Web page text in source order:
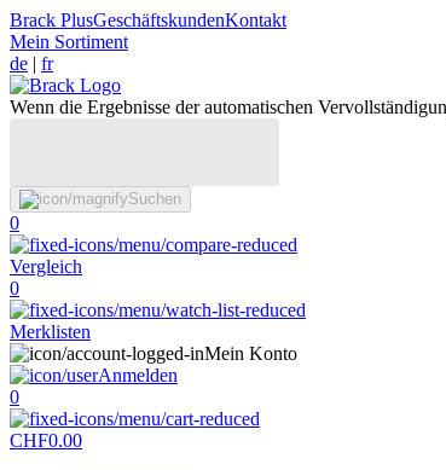
Brack PlusGeschäftskundenKontakt
Mein Sortiment
de | fr
Wenn die Ergebnisse der automatischen
Suchen
0
Vergleich
0
Merklisten
Mein Konto
Anmelden
0
CHF0.00